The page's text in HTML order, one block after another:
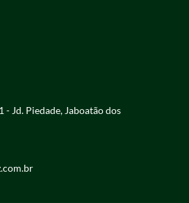
- Jd. Piedade, Jaboatão dos